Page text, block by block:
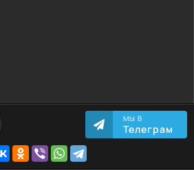
МЫ В
Телеграм